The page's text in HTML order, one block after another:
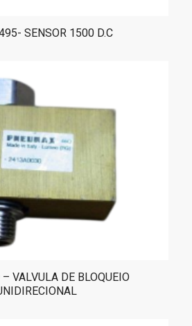
SENSOR 1500 D.C
VALVULA DE BLOQUEIO